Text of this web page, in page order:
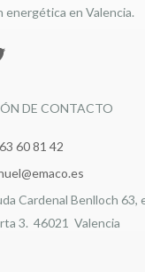
energética en Valencia.
DE CONTACTO
60 81 42
Cardenal Benlloch 63,
3. 46021 Valencia